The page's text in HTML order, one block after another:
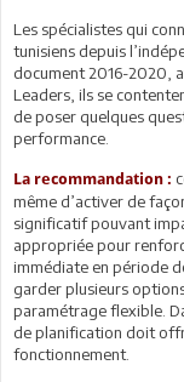
Les spécialistes qui
tunisiens depuis
document 2016-2020,
Leaders, ils se
de poser quelques
performance.
La recommandation :
même d’activer de
significatif pouvant
appropriée pour
immédiate en période
garder plusieurs
paramétrage flexible.
de planification doit
fonctionnement.